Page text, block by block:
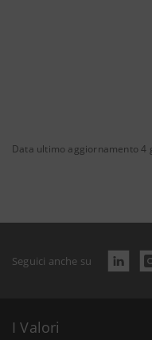
Data ultimo aggiornamento 4
Seguici anche su
I Valori